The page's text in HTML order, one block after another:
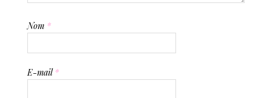
Nom *
E-mail*